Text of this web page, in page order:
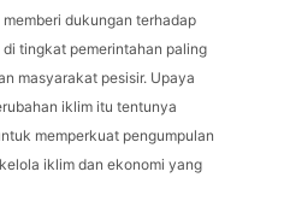
dukungan terhadap
tingkat pemerintahan paling
masyarakat pesisir. Upaya
iklim itu tentunya
memperkuat pengumpulan
iklim dan ekonomi yang